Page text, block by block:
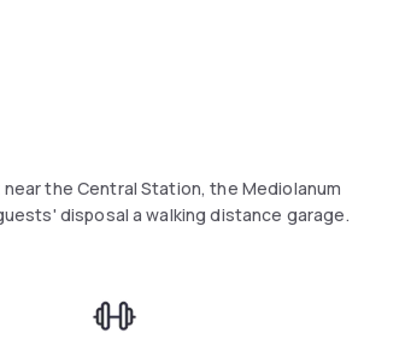
the Central Station, the Mediolanum
disposal a walking distance garage.